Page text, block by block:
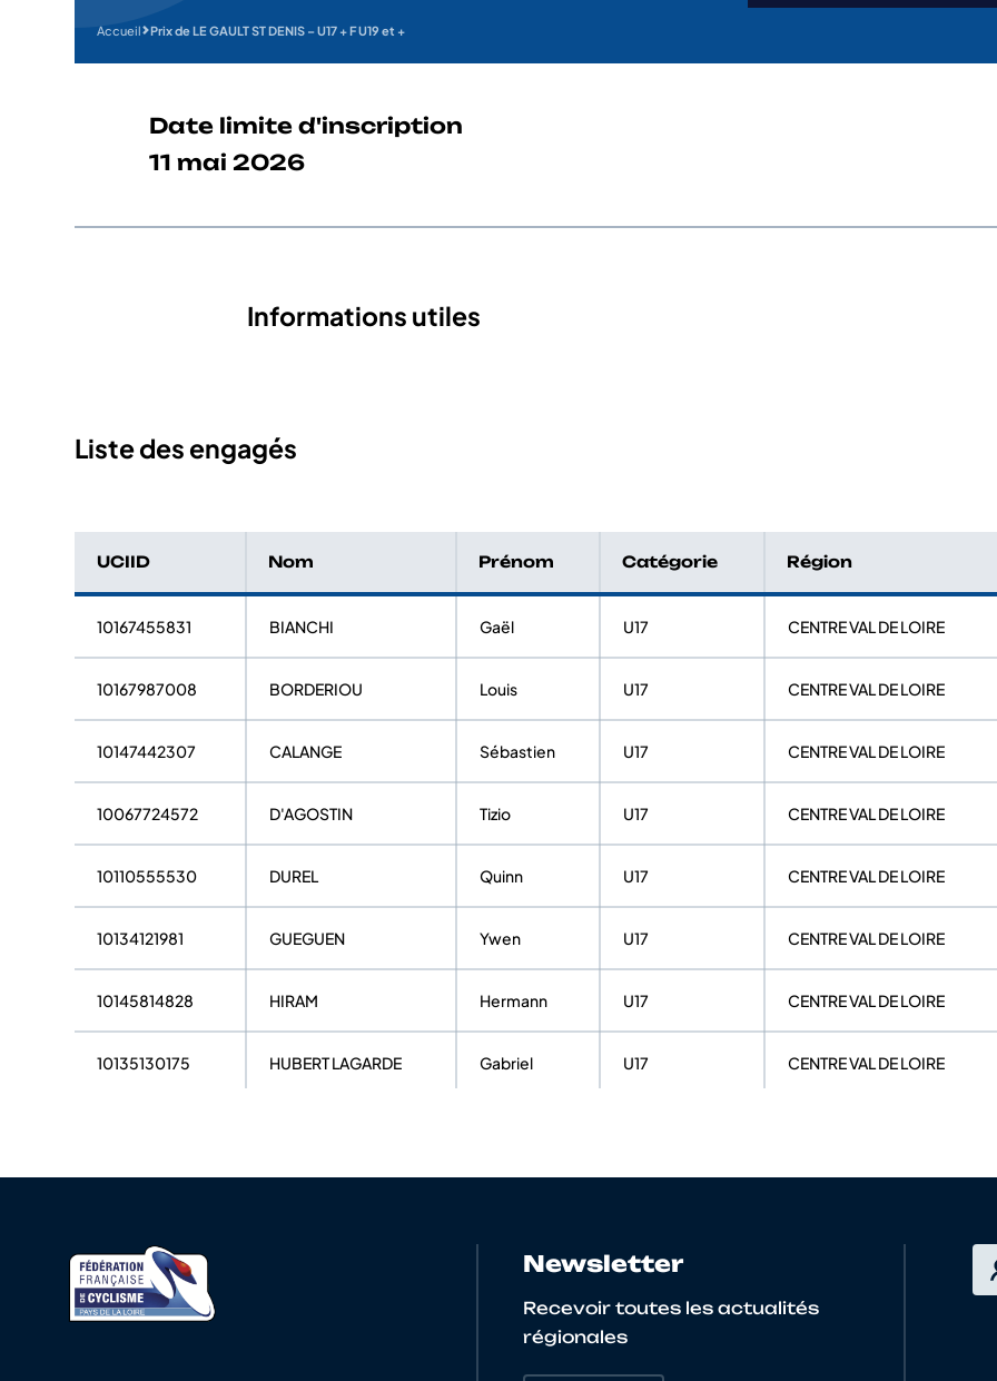
Accueil Prix de LE GAULT ST DENIS – U17 + F U19 et +
Date limite d'inscription
11 mai 2026
Informations utiles
Liste des engagés
UCIID Nom Prénom Catégorie Région
10167455831 BIANCHI Gaël U17 CENTRE VAL DE LOIRE
10167987008 BORDERIOU Louis U17 CENTRE VAL DE LOIRE
10147442307 CALANGE Sébastien U17 CENTRE VAL DE LOIRE
10067724572 D'AGOSTIN Tizio U17 CENTRE VAL DE LOIRE
10110555530 DUREL Quinn U17 CENTRE VAL DE LOIRE
10134121981 GUEGUEN Ywen U17 CENTRE VAL DE LOIRE
10145814828 HIRAM Hermann U17 CENTRE VAL DE LOIRE
10135130175 HUBERT LAGARDE Gabriel U17 CENTRE VAL DE LOIRE
10133186943 CENTRE VAL DE LOIRE
10164145404 Nicolas U17 CENTRE VAL DE LOIRE
Corentin U17
Newsletter
Recevoir toutes les actualités
régionales